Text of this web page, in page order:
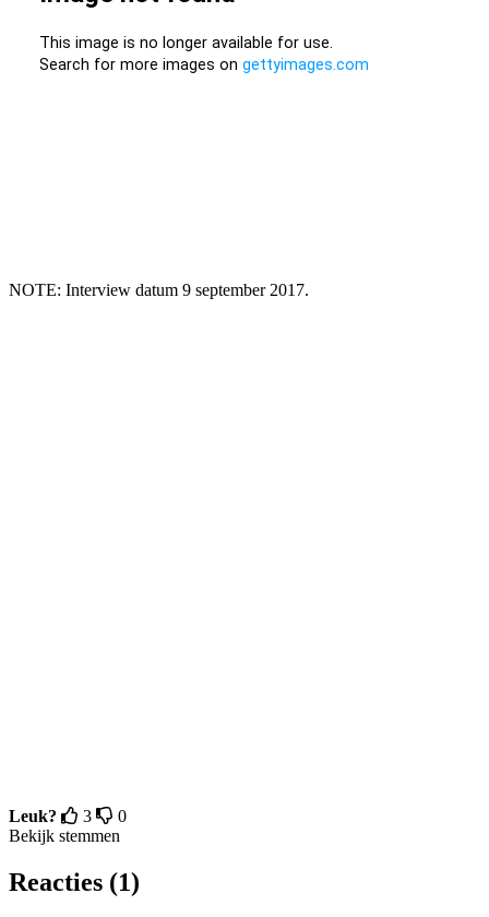
NOTE: Interview datum 9 september 2017.
Leuk? 3
0
Bekijk stemmen
Reacties (1)